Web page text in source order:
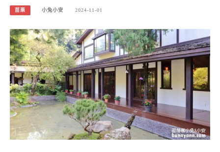
苗栗 小兔小安 2024-11-01